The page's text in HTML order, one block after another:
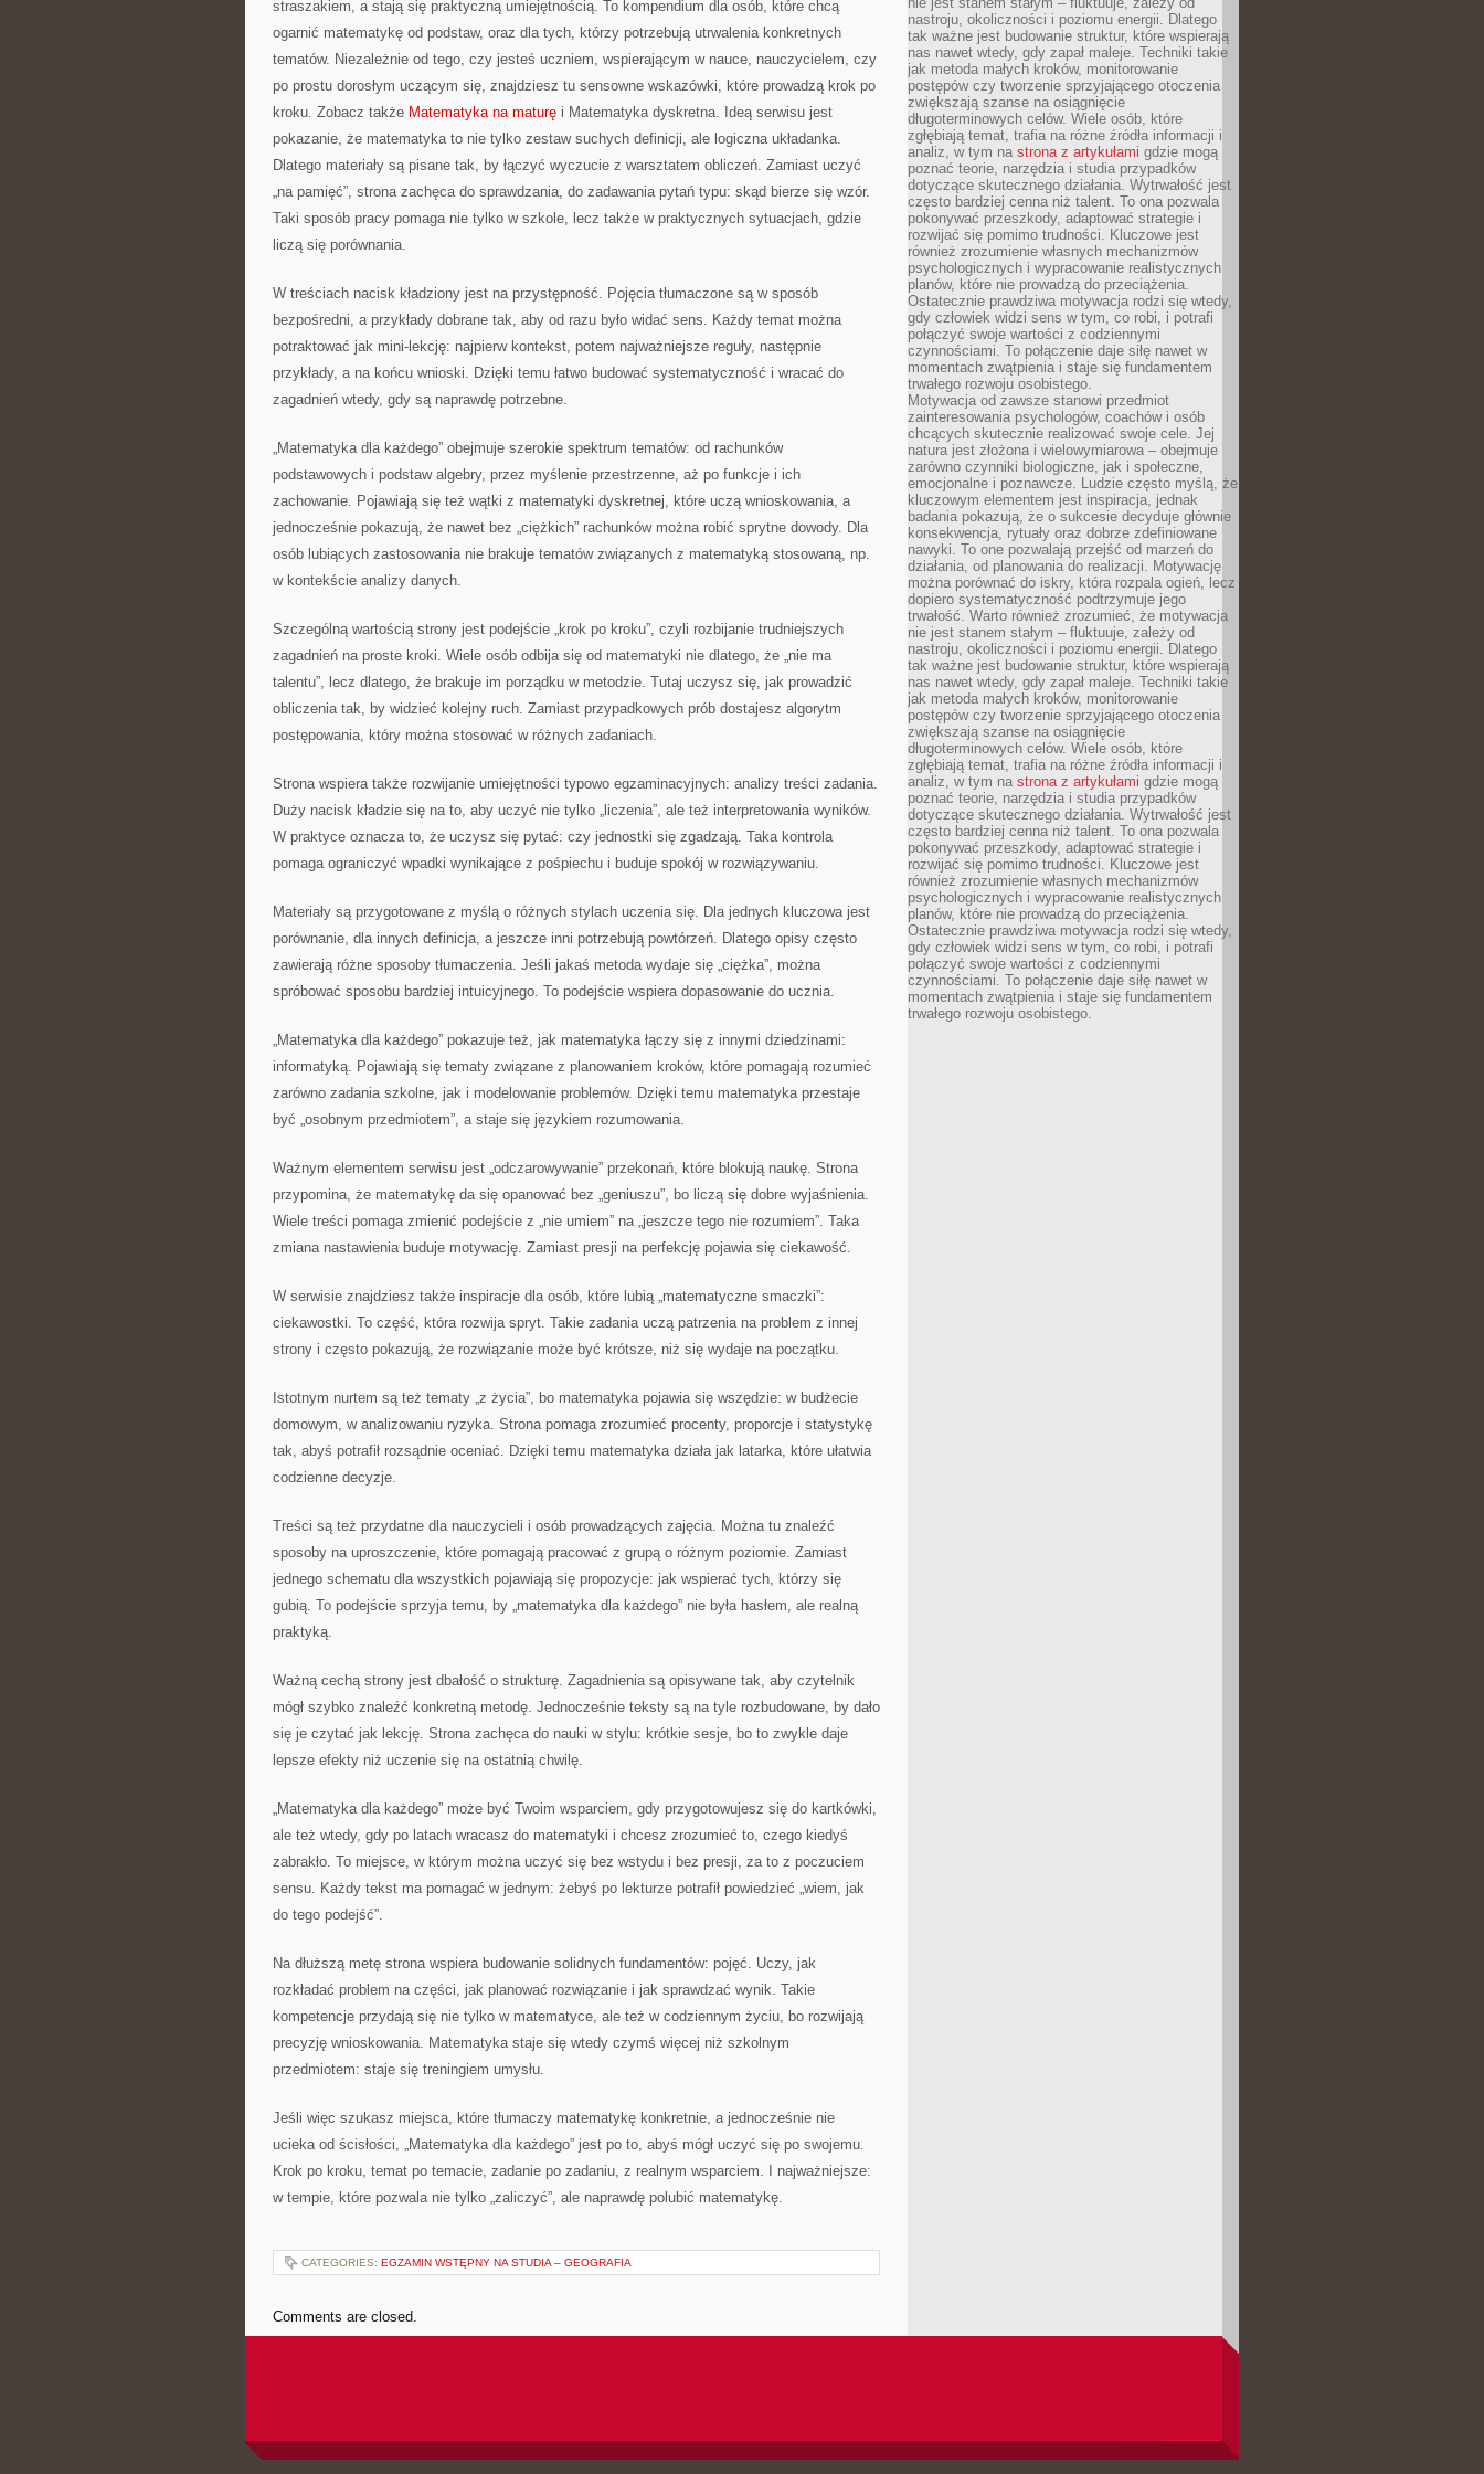
straszakiem, a stają się praktyczną umiejętnością. To kompendium dla osób, które chcą
ogarnić matematykę od podstaw, oraz dla tych, którzy potrzebują utrwalenia konkretnych
tematów. Niezależnie od tego, czy jesteś uczniem, wspierającym w nauce, nauczycielem, czy
po prostu dorosłym uczącym się, znajdziesz tu sensowne wskazówki, które prowadzą krok po
kroku. Zobacz także Matematyka na maturę i Matematyka dyskretna. Ideą serwisu jest
pokazanie, że matematyka to nie tylko zestaw suchych definicji, ale logiczna układanka.
Dlatego materiały są pisane tak, by łączyć wyczucie z warsztatem obliczeń. Zamiast uczyć
„na pamięć”, strona zachęca do sprawdzania, do zadawania pytań typu: skąd bierze się wzór.
Taki sposób pracy pomaga nie tylko w szkole, lecz także w praktycznych sytuacjach, gdzie
liczą się porównania.
W treściach nacisk kładziony jest na przystępność. Pojęcia tłumaczone są w sposób
bezpośredni, a przykłady dobrane tak, aby od razu było widać sens. Każdy temat można
potraktować jak mini-lekcję: najpierw kontekst, potem najważniejsze reguły, następnie
przykłady, a na końcu wnioski. Dzięki temu łatwo budować systematyczność i wracać do
zagadnień wtedy, gdy są naprawdę potrzebne.
„Matematyka dla każdego” obejmuje szerokie spektrum tematów: od rachunków
podstawowych i podstaw algebry, przez myślenie przestrzenne, aż po funkcje i ich
zachowanie. Pojawiają się też wątki z matematyki dyskretnej, które uczą wnioskowania, a
jednocześnie pokazują, że nawet bez „ciężkich” rachunków można robić sprytne dowody. Dla
osób lubiących zastosowania nie brakuje tematów związanych z matematyką stosowaną, np.
w kontekście analizy danych.
Szczególną wartością strony jest podejście „krok po kroku”, czyli rozbijanie trudniejszych
zagadnień na proste kroki. Wiele osób odbija się od matematyki nie dlatego, że „nie ma
talentu”, lecz dlatego, że brakuje im porządku w metodzie. Tutaj uczysz się, jak prowadzić
obliczenia tak, by widzieć kolejny ruch. Zamiast przypadkowych prób dostajesz algorytm
postępowania, który można stosować w różnych zadaniach.
Strona wspiera także rozwijanie umiejętności typowo egzaminacyjnych: analizy treści zadania.
Duży nacisk kładzie się na to, aby uczyć nie tylko „liczenia”, ale też interpretowania wyników.
W praktyce oznacza to, że uczysz się pytać: czy jednostki się zgadzają. Taka kontrola
pomaga ograniczyć wpadki wynikające z pośpiechu i buduje spokój w rozwiązywaniu.
Materiały są przygotowane z myślą o różnych stylach uczenia się. Dla jednych kluczowa jest
porównanie, dla innych definicja, a jeszcze inni potrzebują powtórzeń. Dlatego opisy często
zawierają różne sposoby tłumaczenia. Jeśli jakaś metoda wydaje się „ciężka”, można
spróbować sposobu bardziej intuicyjnego. To podejście wspiera dopasowanie do ucznia.
„Matematyka dla każdego” pokazuje też, jak matematyka łączy się z innymi dziedzinami:
informatyką. Pojawiają się tematy związane z planowaniem kroków, które pomagają rozumieć
zarówno zadania szkolne, jak i modelowanie problemów. Dzięki temu matematyka przestaje
być „osobnym przedmiotem”, a staje się językiem rozumowania.
Ważnym elementem serwisu jest „odczarowywanie” przekonań, które blokują naukę. Strona
przypomina, że matematykę da się opanować bez „geniuszu”, bo liczą się dobre wyjaśnienia.
Wiele treści pomaga zmienić podejście z „nie umiem” na „jeszcze tego nie rozumiem”. Taka
zmiana nastawienia buduje motywację. Zamiast presji na perfekcję pojawia się ciekawość.
W serwisie znajdziesz także inspiracje dla osób, które lubią „matematyczne smaczki”:
ciekawostki. To część, która rozwija spryt. Takie zadania uczą patrzenia na problem z innej
strony i często pokazują, że rozwiązanie może być krótsze, niż się wydaje na początku.
Istotnym nurtem są też tematy „z życia”, bo matematyka pojawia się wszędzie: w budżecie
domowym, w analizowaniu ryzyka. Strona pomaga zrozumieć procenty, proporcje i statystykę
tak, abyś potrafił rozsądnie oceniać. Dzięki temu matematyka działa jak latarka, które ułatwia
codzienne decyzje.
Treści są też przydatne dla nauczycieli i osób prowadzących zajęcia. Można tu znaleźć
sposoby na uproszczenie, które pomagają pracować z grupą o różnym poziomie. Zamiast
jednego schematu dla wszystkich pojawiają się propozycje: jak wspierać tych, którzy się
gubią. To podejście sprzyja temu, by „matematyka dla każdego” nie była hasłem, ale realną
praktyką.
Ważną cechą strony jest dbałość o strukturę. Zagadnienia są opisywane tak, aby czytelnik
mógł szybko znaleźć konkretną metodę. Jednocześnie teksty są na tyle rozbudowane, by dało
się je czytać jak lekcję. Strona zachęca do nauki w stylu: krótkie sesje, bo to zwykle daje
lepsze efekty niż uczenie się na ostatnią chwilę.
„Matematyka dla każdego” może być Twoim wsparciem, gdy przygotowujesz się do kartkówki,
ale też wtedy, gdy po latach wracasz do matematyki i chcesz zrozumieć to, czego kiedyś
zabrakło. To miejsce, w którym można uczyć się bez wstydu i bez presji, za to z poczuciem
sensu. Każdy tekst ma pomagać w jednym: żebyś po lekturze potrafił powiedzieć „wiem, jak
do tego podejść”.
Na dłuższą metę strona wspiera budowanie solidnych fundamentów: pojęć. Uczy, jak
rozkładać problem na części, jak planować rozwiązanie i jak sprawdzać wynik. Takie
kompetencje przydają się nie tylko w matematyce, ale też w codziennym życiu, bo rozwijają
precyzję wnioskowania. Matematyka staje się wtedy czymś więcej niż szkolnym
przedmiotem: staje się treningiem umysłu.
Jeśli więc szukasz miejsca, które tłumaczy matematykę konkretnie, a jednocześnie nie
ucieka od ścisłości, „Matematyka dla każdego” jest po to, abyś mógł uczyć się po swojemu.
Krok po kroku, temat po temacie, zadanie po zadaniu, z realnym wsparciem. I najważniejsze:
w tempie, które pozwala nie tylko „zaliczyć”, ale naprawdę polubić matematykę.
CATEGORIES: EGZAMIN WSTĘPNY NA STUDIA – GEOGRAFIA
Comments are closed.
nastroju, okoliczności i poziomu energii. Dlatego
tak ważne jest budowanie struktur, które wspierają
nas nawet wtedy, gdy zapał maleje. Techniki takie
jak metoda małych kroków, monitorowanie
postępów czy tworzenie sprzyjającego otoczenia
zwiększają szanse na osiągnięcie
długoterminowych celów. Wiele osób, które
zgłębiają temat, trafia na różne źródła informacji i
analiz, w tym na strona z artykułami gdzie mogą
poznać teorie, narzędzia i studia przypadków
dotyczące skutecznego działania. Wytrwałość jest
często bardziej cenna niż talent. To ona pozwala
pokonywać przeszkody, adaptować strategie i
rozwijać się pomimo trudności. Kluczowe jest
również zrozumienie własnych mechanizmów
psychologicznych i wypracowanie realistycznych
planów, które nie prowadzą do przeciążenia.
Ostatecznie prawdziwa motywacja rodzi się wtedy,
gdy człowiek widzi sens w tym, co robi, i potrafi
połączyć swoje wartości z codziennymi
czynnościami. To połączenie daje siłę nawet w
momentach zwątpienia i staje się fundamentem
trwałego rozwoju osobistego.
Motywacja od zawsze stanowi przedmiot
zainteresowania psychologów, coachów i osób
chcących skutecznie realizować swoje cele. Jej
natura jest złożona i wielowymiarowa – obejmuje
zarówno czynniki biologiczne, jak i społeczne,
emocjonalne i poznawcze. Ludzie często myślą, że
kluczowym elementem jest inspiracja, jednak
badania pokazują, że o sukcesie decyduje głównie
konsekwencja, rytuały oraz dobrze zdefiniowane
nawyki. To one pozwalają przejść od marzeń do
działania, od planowania do realizacji. Motywację
można porównać do iskry, która rozpala ogień, lecz
dopiero systematyczność podtrzymuje jego
trwałość. Warto również zrozumieć, że motywacja
nie jest stanem stałym – fluktuuje, zależy od
nastroju, okoliczności i poziomu energii. Dlatego
tak ważne jest budowanie struktur, które wspierają
nas nawet wtedy, gdy zapał maleje. Techniki takie
jak metoda małych kroków, monitorowanie
postępów czy tworzenie sprzyjającego otoczenia
zwiększają szanse na osiągnięcie
długoterminowych celów. Wiele osób, które
zgłębiają temat, trafia na różne źródła informacji i
analiz, w tym na strona z artykułami gdzie mogą
poznać teorie, narzędzia i studia przypadków
dotyczące skutecznego działania. Wytrwałość jest
często bardziej cenna niż talent. To ona pozwala
pokonywać przeszkody, adaptować strategie i
rozwijać się pomimo trudności. Kluczowe jest
również zrozumienie własnych mechanizmów
psychologicznych i wypracowanie realistycznych
planów, które nie prowadzą do przeciążenia.
Ostatecznie prawdziwa motywacja rodzi się wtedy,
gdy człowiek widzi sens w tym, co robi, i potrafi
połączyć swoje wartości z codziennymi
czynnościami. To połączenie daje siłę nawet w
momentach zwątpienia i staje się fundamentem
trwałego rozwoju osobistego.